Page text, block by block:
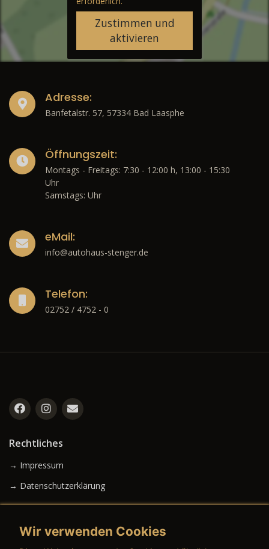
Zustimmen und
aktivieren
Adresse:
Banfetalstr. 57, 57334 Bad Laasphe
Öffnungszeit:
Montags - Freitags: 7:30 - 12:00 h, 13:00 - 15:30
Uhr
Samstags: Uhr
eMail:
info@autohaus-stenger.de
Telefon:
02752 / 4752 - 0
Rechtliches
→ Impressum
→ Datenschutzerklärung
Wir verwenden Cookies